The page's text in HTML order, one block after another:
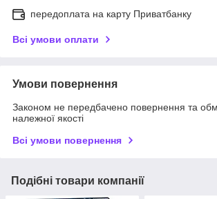
передоплата на карту Приватбанку
Всі умови оплати
Умови повернення
Законом не передбачено повернення та
належної якості
Всі умови повернення
Подібні товари компанії